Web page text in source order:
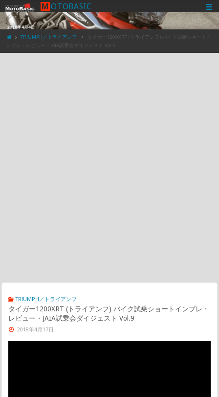
M OTOBASIC
TRIUMPH／トライアンフ
タイガー1200XRT (トライアンフ) バイク試乗ショートイ
ンプレ・レビュー・JAIA試乗会ダイジェスト Vol.9
TRIUMPH／トライアンフ
タイガー1200XRT (トライアンフ) バイク試乗ショートインプレ・
レビュー・JAIA試乗会ダイジェスト Vol.9
2018年4月17日